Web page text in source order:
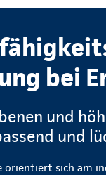
bei
und
und
sich am